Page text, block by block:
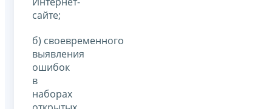
сайте;
б) своевременного
выявления
ошибок
в
наборах